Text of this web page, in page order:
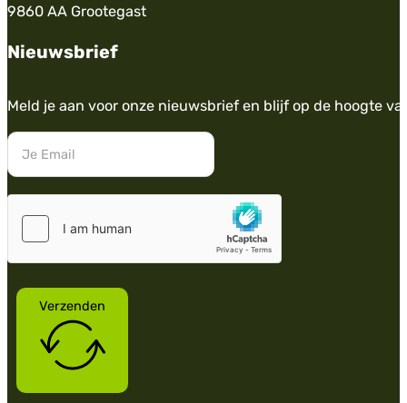
9860 AA Grootegast
Nieuwsbrief
Meld je aan voor onze nieuwsbrief en blijf op de hoogte
Verzenden